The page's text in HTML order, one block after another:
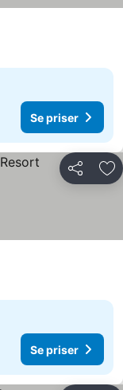
Se priser
Dela
Se priser